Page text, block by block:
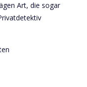
Art, die sogar